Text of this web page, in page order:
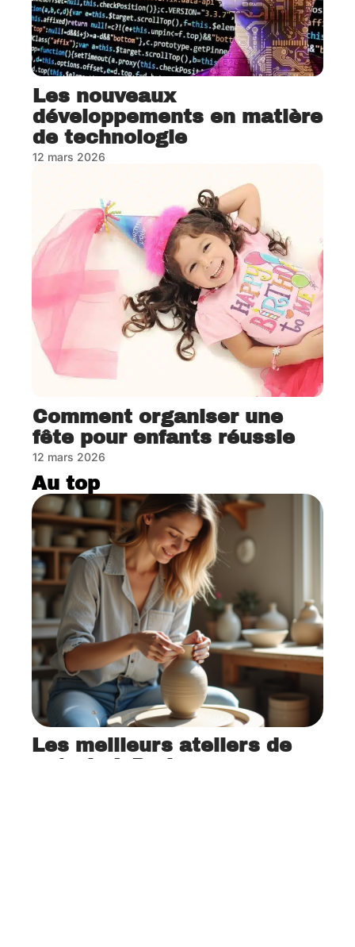
Les nouveaux
développements en matière
de technologie
12 mars 2026
Comment organiser une
fête pour enfants réussie
12 mars 2026
Au top
Les meilleurs ateliers de